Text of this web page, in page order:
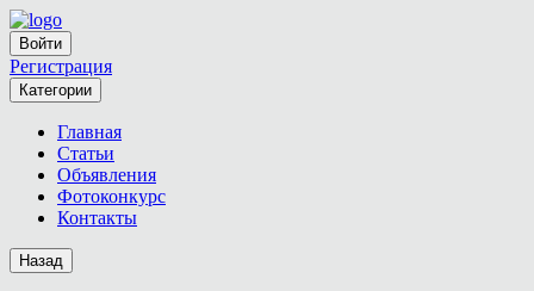
Войти
Регистрация
Категории
Главная
Статьи
Объявления
Фотоконкурс
Контакты
Назад